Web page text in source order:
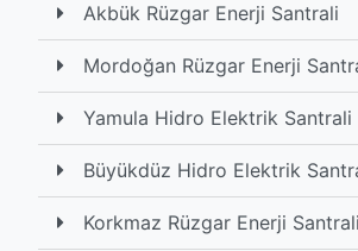
Akbük Rüzgar Enerji Santrali
Mordoğan Rüzgar Enerji
Yamula Hidro Elektrik Santrali
Büyükdüz Hidro Elektrik
Korkmaz Rüzgar Enerji Santrali